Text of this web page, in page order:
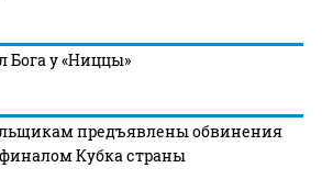
Бога у «Ниццы»
предъявлены обвинения
Кубка страны